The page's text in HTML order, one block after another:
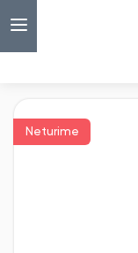
Neturime